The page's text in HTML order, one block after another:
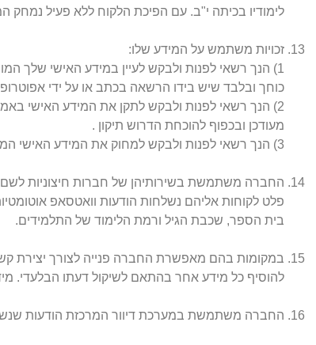
לימודיו בכיתה י"ב. עם הפיכת הלקוח ללא פעיל נמחק
זכויות משתמש על המידע שלו:
כוחך ובלבד שיש בידו הרשאה בכתב או על ידי
מעודכן ובכפוף להוכחת הדרוש תיקון .
3) הנך רשאי לפנות ולבקש למחוק את המידע האישי המוחזק במאגר המידע של החברה באמצעות שליחת בקשה לכתובת דוא"ל roygeva12@gmail.com.
החברה משתמשת בשירותיהן של חברות חיצוניות לשם
פלט לקוחות אליהם נשלחות הודעות וואטסאפ
בית הספר, שכבת הגיל ורמת הלימוד של התלמידים.
במקומות בהם מאפשרת החברה פנייה לצורך יצירת
להוסיף כל מידע אחר בהתאם לשיקול דעתו הבלעדי.
החברה משתמשת במערכת דיוור המרכזת הודעות